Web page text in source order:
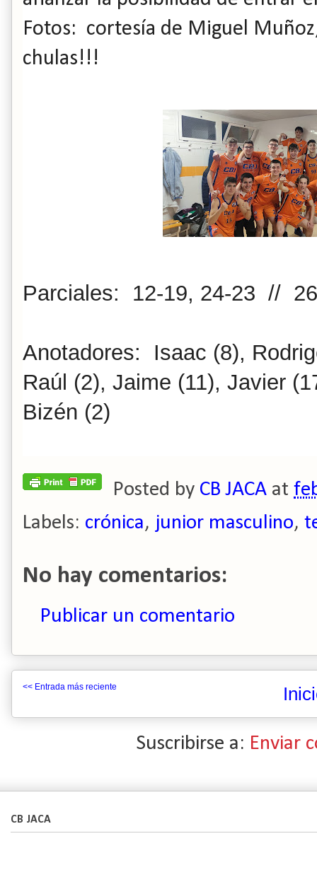
Fotos: cortesía de Miguel
chulas!!!
Parciales: 12-19, 24-23 //
Anotadores: Isaac (8),
Raúl (2), Jaime (11), Javier
Bizén (2)
Posted by CB JACA at
Labels: crónica, junior masculino,
No hay comentarios:
Publicar un comentario
<< Entrada más reciente
Suscribirse a: Enviar
CB JACA